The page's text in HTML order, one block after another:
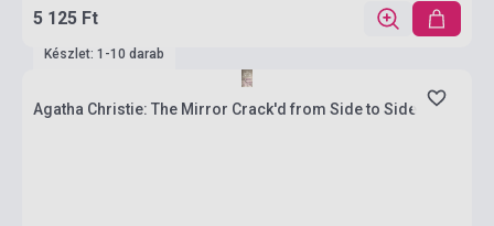
5 125 Ft
Készlet: 1-10 darab
Agatha Christie: The Mirror Crack'd from Side to Side